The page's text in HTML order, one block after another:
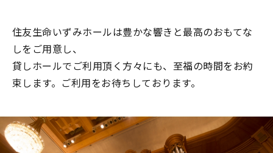
住友生命いずみホールは豊かな響きと最高のおもてな
しをご用意し、
貸しホールでご利用頂く方々にも、至福の時間をお約
束します。ご利用をお待ちしております。